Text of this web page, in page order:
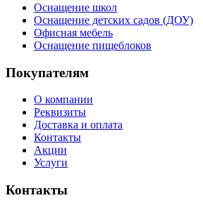
Оснащение школ
Оснащение детских садов (ДОУ)
Офисная мебель
Оснащение пищеблоков
Покупателям
О компании
Реквизиты
Доставка и оплата
Контакты
Акции
Услуги
Контакты